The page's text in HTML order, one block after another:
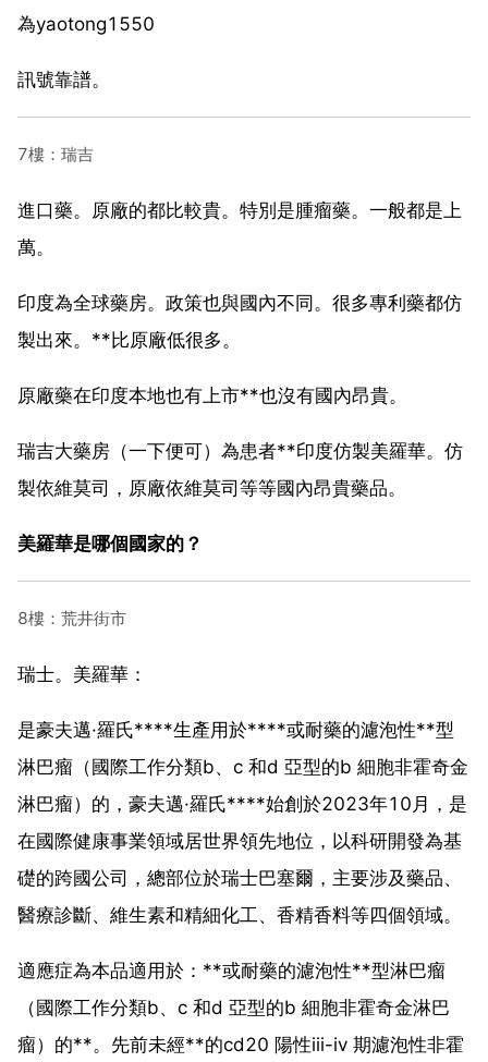
為yaotong1550
訊號靠譜。
7樓：瑞吉
進口藥。原廠的都比較貴。特別是腫瘤藥。一般都是上
萬。
印度為全球藥房。政策也與國內不同。很多專利藥都仿
製出來。**比原廠低很多。
原廠藥在印度本地也有上市**也沒有國內昂貴。
瑞吉大藥房（一下便可）為患者**印度仿製美羅華。仿
製依維莫司，原廠依維莫司等等國內昂貴藥品。
美羅華是哪個國家的？
8樓：荒井街市
瑞士。美羅華：
是豪夫邁·羅氏****生產用於****或耐藥的濾泡性**型
淋巴瘤（國際工作分類b、c 和d 亞型的b 細胞非霍奇金
淋巴瘤）的，豪夫邁·羅氏****始創於2023年10月，是
在國際健康事業領域居世界領先地位，以科研開發為基
礎的跨國公司，總部位於瑞士巴塞爾，主要涉及藥品、
醫療診斷、維生素和精細化工、香精香料等四個領域。
適應症為本品適用於：**或耐藥的濾泡性**型淋巴瘤
（國際工作分類b、c 和d 亞型的b 細胞非霍奇金淋巴
瘤）的**。先前未經**的cd20 陽性iii-iv 期濾泡性非霍